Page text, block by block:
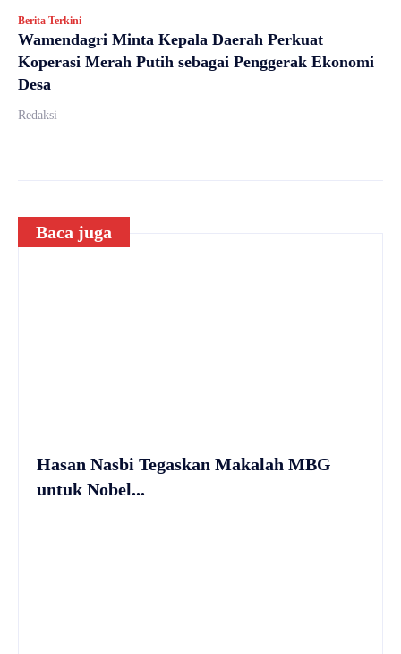
Berita Terkini
Wamendagri Minta Kepala Daerah Perkuat
Koperasi Merah Putih sebagai Penggerak Ekonomi
Desa
Redaksi
Baca juga
Hasan Nasbi Tegaskan Makalah MBG
untuk Nobel...